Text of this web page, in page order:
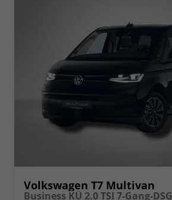
Volkswagen T7 Multivan
Business KÜ 2.0 TSI 7-Gang-DSG